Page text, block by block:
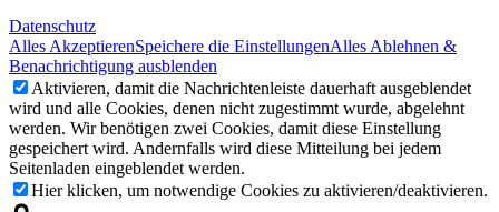
Datenschutz
Alles AkzeptierenSpeichere die EinstellungenAlles Ablehnen &
Benachrichtigung ausblenden
Aktivieren, damit die Nachrichtenleiste dauerhaft ausgeblendet
wird und alle Cookies, denen nicht zugestimmt wurde, abgelehnt
werden. Wir benötigen zwei Cookies, damit diese Einstellung
gespeichert wird. Andernfalls wird diese Mitteilung bei jedem
Seitenladen eingeblendet werden.
Hier klicken, um notwendige Cookies zu aktivieren/deaktivieren.